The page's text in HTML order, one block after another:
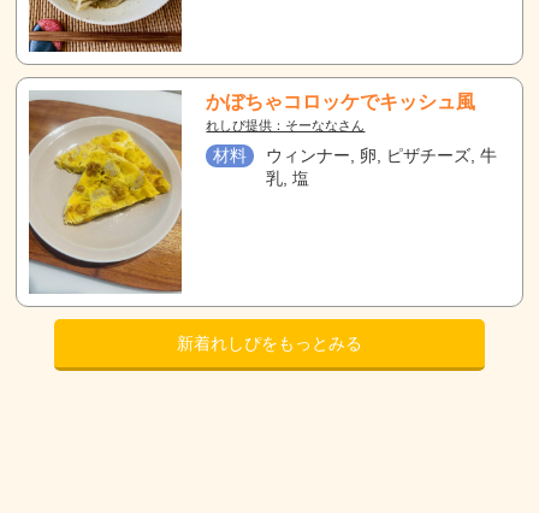
かぼちゃコロッケでキッシュ風
れしぴ提供：そーななさん
材料
ウィンナー, 卵, ピザチーズ, 牛
乳, 塩
新着れしぴをもっとみる